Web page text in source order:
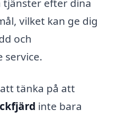
tjänster efter dina
vilket kan ge dig
och
service.
tänka på att
inte bara